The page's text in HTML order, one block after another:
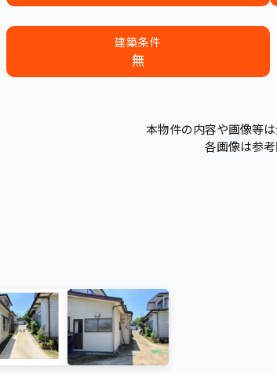
建築条件
無
本物件の内容や画像等
各画像は参